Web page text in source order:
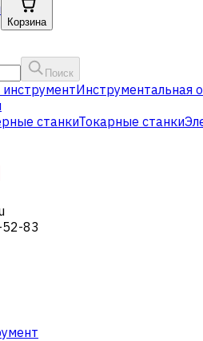
Корзина
Поиск
Инструментальная
станкиТокарные станки
83